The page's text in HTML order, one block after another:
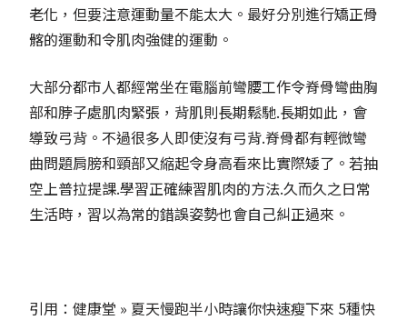
老化，但要注意運動量不能太大。最好分別進行矯正骨
髂的運動和令肌肉強健的運動。
大部分都市人都經常坐在電腦前彎腰工作令脊骨彎曲胸
部和脖子處肌肉緊張，背肌則長期鬆馳.長期如此，會
導致弓背。不過很多人即使沒有弓背.脊骨都有輕微彎
曲問題肩膀和頸部又縮起令身高看來比實際矮了。若抽
空上普拉提課.學習正確練習肌肉的方法.久而久之日常
生活時，習以為常的錯誤姿勢也會自己糾正過來。
引用：健康堂 » 夏天慢跑半小時讓你快速瘦下來 5種快